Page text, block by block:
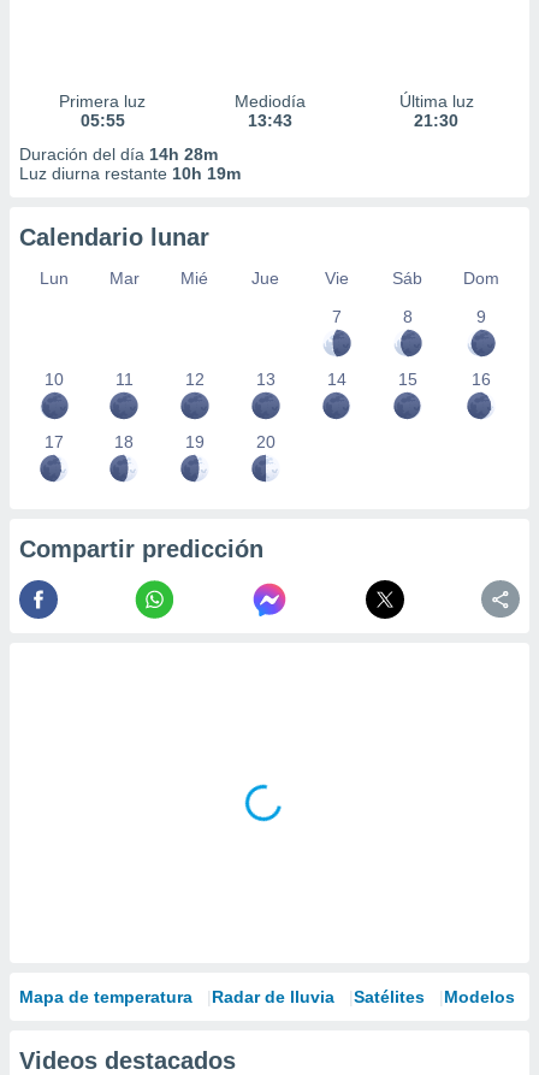
Primera luz
05:55
Mediodía
13:43
Última luz
21:30
Duración del día 14h 28m
Luz diurna restante 10h 19m
Calendario lunar
Lun Mar Mié Jue Vie Sáb
Dom
7
8 9
10 11 12 13 14 15 16
17 18 19 20
Compartir predicción
Mapa de temperatura Radar de lluvia Satélites Modelos
Videos destacados